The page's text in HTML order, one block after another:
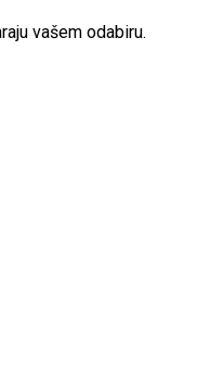
vašem odabiru.